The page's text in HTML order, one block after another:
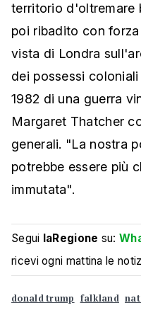
territorio d'oltremare
poi ribadito con
vista di Londra
dei possessi
1982 di una guerra
Margaret Thatcher
generali. "La nostra
potrebbe essere più
immutata".
Segui laRegione su:
ricevi ogni mattina le
donald trump falkland